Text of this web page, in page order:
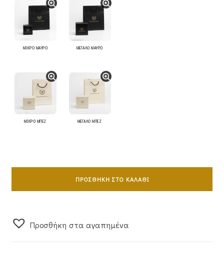
ΜΙΚΡΟ ΜΑΥΡΟ ΜΕΓΑΛΟ ΜΑΥΡΟ
ΜΙΚΡΟ ΜΠΕΖ ΜΕΓΑΛΟ ΜΠΕΖ
Με
Χρυσός
ΠΡΟΣΘΉΚΗ ΣΤΟ ΚΑΛΆΘΙ
Προσθήκη στα αγαπημένα